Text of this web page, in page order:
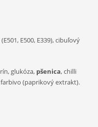
E500, E339), cibuľový
glukóza, pšenica, chilli
(paprikový extrakt).